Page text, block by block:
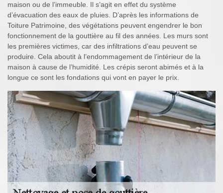
maison ou de l’immeuble. Il s’agit en effet du système
d’évacuation des eaux de pluies. D’après les informations de
Toiture Patrimoine, des végétations peuvent engendrer le bon
fonctionnement de la gouttière au fil des années. Les murs sont
les premières victimes, car des infiltrations d’eau peuvent se
produire. Cela aboutit à l’endommagement de l’intérieur de la
maison à cause de l’humidité. Les crépis seront abimés et à la
longue ce sont les fondations qui vont en payer le prix.